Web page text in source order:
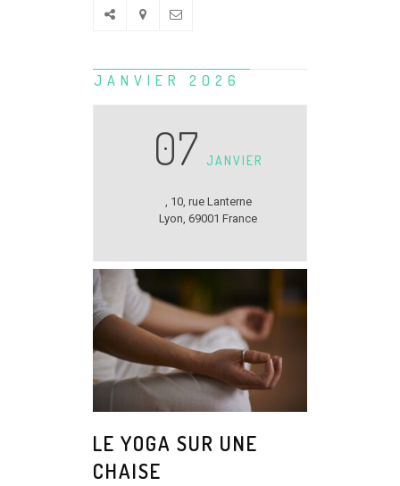
JANVIER 2026
07 JANVIER
, 10, rue Lanterne
Lyon, 69001 France
LE YOGA SUR UNE
CHAISE